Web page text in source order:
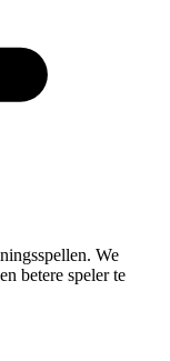
We
betere speler te